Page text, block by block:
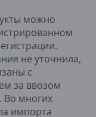
можно
не уточнила,
с
за ввозом
Во многих
импорта